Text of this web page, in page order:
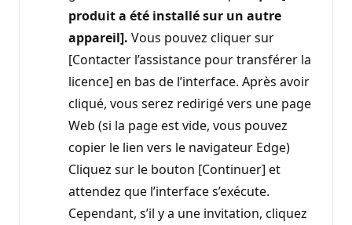
produit a été installé sur un autre
appareil]. Vous pouvez cliquer sur
[Contacter l’assistance pour transférer la
licence] en bas de l’interface. Après avoir
cliqué, vous serez redirigé vers une page
Web (si la page est vide, vous pouvez
copier le lien vers le navigateur Edge)
Cliquez sur le bouton [Continuer] et
attendez que l’interface s’exécute.
Cependant, s’il y a une invitation, cliquez